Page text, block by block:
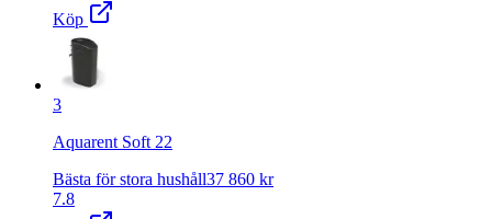
Köp
3
Aquarent Soft 22
Bästa för stora hushåll37 860 kr
7.8